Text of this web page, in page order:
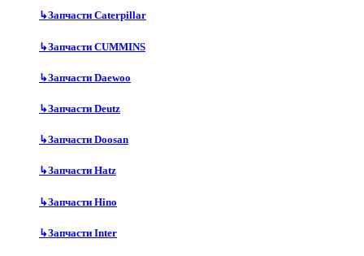
↳Запчасти Caterpillar
↳Запчасти CUMMINS
↳Запчасти Daewoo
↳Запчасти Deutz
↳Запчасти Doosan
↳Запчасти Hatz
↳Запчасти Hino
↳Запчасти Inter